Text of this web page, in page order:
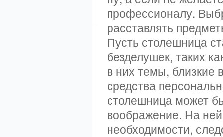
профессионалу.
расставлять
Пусть столешница
безделушек, таких
в них темы, близкие
средства
столешница может
воображение. На
необходимости,